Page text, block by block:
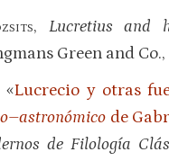
, Lucretius and
Green and Co.,
«Lucrecio y otras
de
de Filología